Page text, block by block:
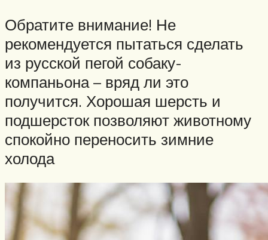
Обратите внимание! Не
рекомендуется пытаться сделать
из русской пегой собаку-
компаньона – вряд ли это
получится. Хорошая шерсть и
подшерсток позволяют животному
спокойно переносить зимние
холода